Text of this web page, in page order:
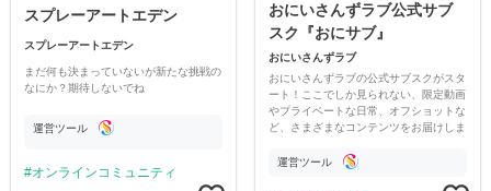
スプレーアートエデン
スプレーアートエデン
まだ何も決まっていないが新たな挑戦の
なにか？期待しないでね
運営ツール
オンラインコミュニティ
おにいさんずラブ公式サブ
スク『おにサブ』
おにいさんずラブ
おにいさんずラブの公式サブスクがスタ
ート！ここでしか見られない、限定動画
やプライベートな日常、オフショットな
ど、さまざまなコンテンツをお届けしま
運営ツール